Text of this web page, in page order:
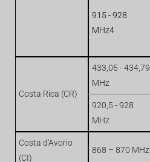
915 - 928
MHz4
Costa Rica (CR)
433,05 - 434,79
MHz
920,5 - 928
MHz
Costa d'Avorio
(CI)
868 – 870 MHz